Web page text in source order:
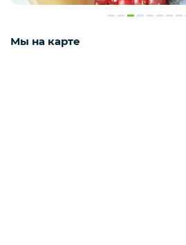
Мы на карте